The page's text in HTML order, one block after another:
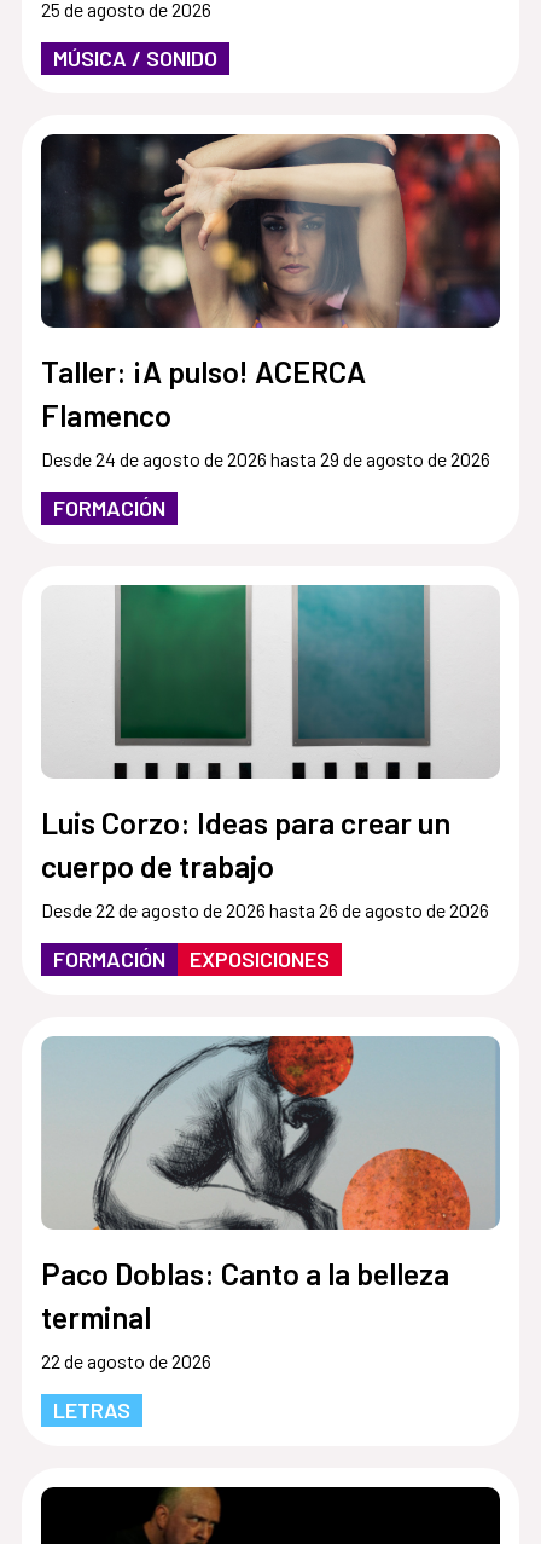
25 de agosto de 2026
MÚSICA / SONIDO
Taller: ¡A pulso! ACERCA
Flamenco
Desde 24 de agosto de 2026 hasta 29 de agosto de 2026
FORMACIÓN
Luis Corzo: Ideas para crear un
cuerpo de trabajo
Desde 22 de agosto de 2026 hasta 26 de agosto de 2026
FORMACIÓN EXPOSICIONES
Paco Doblas: Canto a la belleza
terminal
22 de agosto de 2026
LETRAS